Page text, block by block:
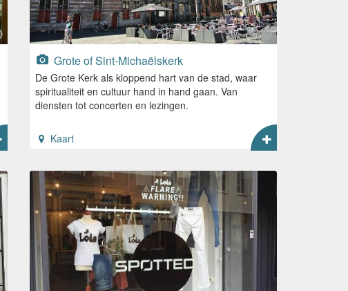
Grote of Sint-Michaëlskerk
De Grote Kerk als kloppend hart van de stad, waar
spiritualiteit en cultuur hand in hand gaan. Van
diensten tot concerten en lezingen.
Kaart